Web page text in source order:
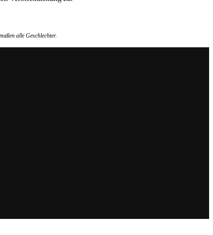
alle Geschlechter.